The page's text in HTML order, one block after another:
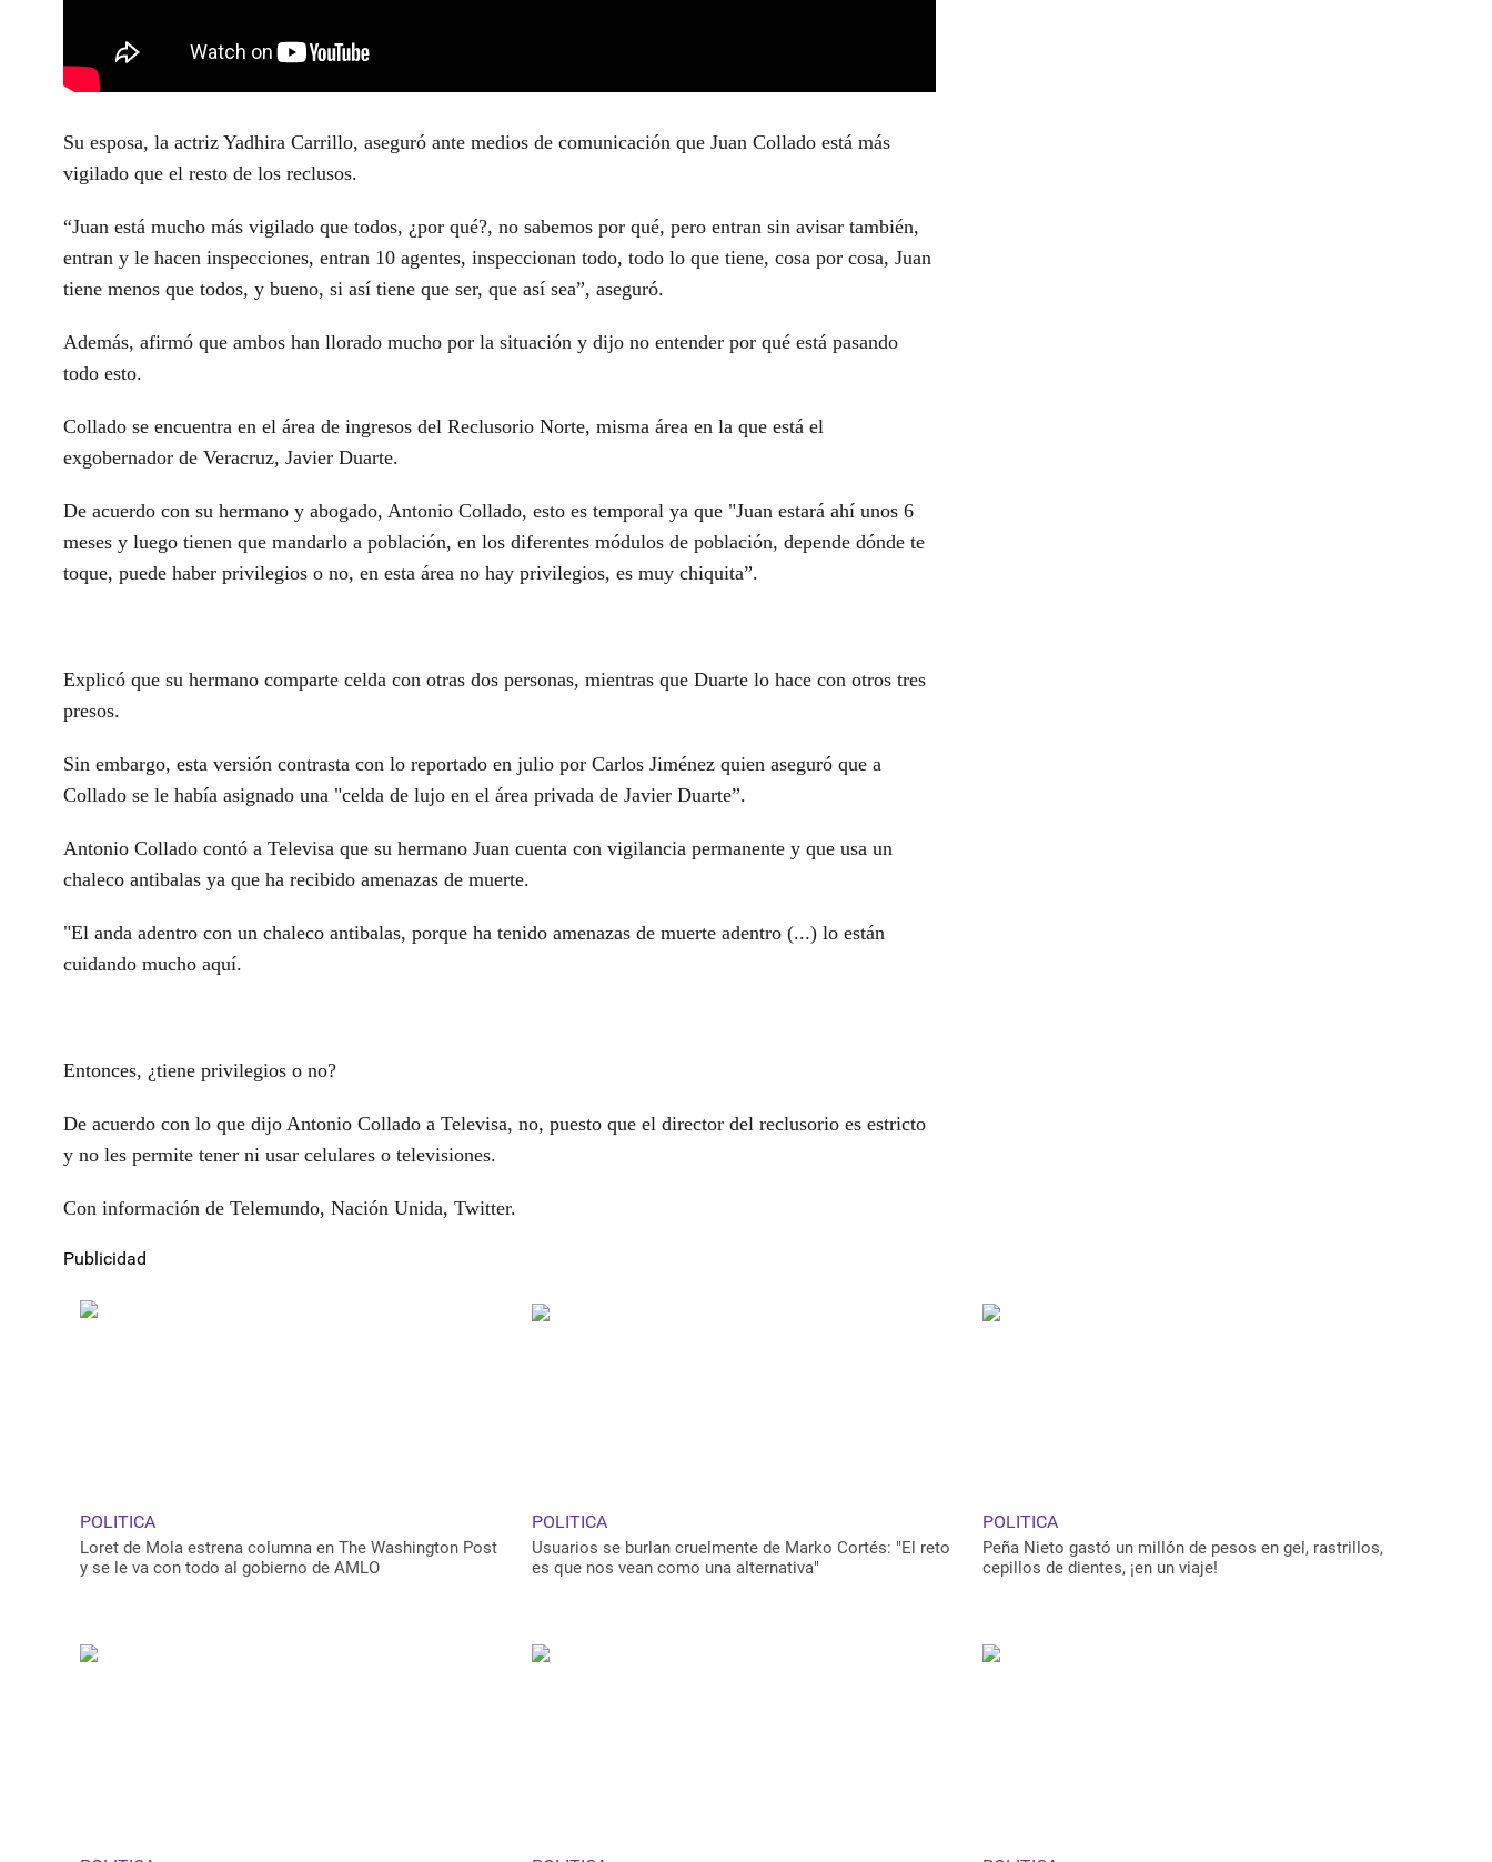
Su esposa, la actriz Yadhira Carrillo, aseguró ante medios de comunicación que Juan Collado está más
vigilado que el resto de los reclusos.
“Juan está mucho más vigilado que todos, ¿por qué?, no sabemos por qué, pero entran sin avisar también,
entran y le hacen inspecciones, entran 10 agentes, inspeccionan todo, todo lo que tiene, cosa por cosa, Juan
tiene menos que todos, y bueno, si así tiene que ser, que así sea”, aseguró.
Además, afirmó que ambos han llorado mucho por la situación y dijo no entender por qué está pasando
todo esto.
Collado se encuentra en el área de ingresos del Reclusorio Norte, misma área en la que está el
exgobernador de Veracruz, Javier Duarte.
De acuerdo con su hermano y abogado, Antonio Collado, esto es temporal ya que "Juan estará ahí unos 6
meses y luego tienen que mandarlo a población, en los diferentes módulos de población, depende dónde te
toque, puede haber privilegios o no, en esta área no hay privilegios, es muy chiquita”.
Explicó que su hermano comparte celda con otras dos personas, mientras que Duarte lo hace con otros tres
presos.
Sin embargo, esta versión contrasta con lo reportado en julio por Carlos Jiménez quien aseguró que a
Collado se le había asignado una "celda de lujo en el área privada de Javier Duarte”.
Antonio Collado contó a Televisa que su hermano Juan cuenta con vigilancia permanente y que usa un
chaleco antibalas ya que ha recibido amenazas de muerte.
"El anda adentro con un chaleco antibalas, porque ha tenido amenazas de muerte adentro (...) lo están
cuidando mucho aquí.
Entonces, ¿tiene privilegios o no?
De acuerdo con lo que dijo Antonio Collado a Televisa, no, puesto que el director del reclusorio es estricto
y no les permite tener ni usar celulares o televisiones.
Con información de Telemundo, Nación Unida, Twitter.
Publicidad
POLITICA
Loret de Mola estrena columna en The Washington Post
y se le va con todo al gobierno de AMLO
POLITICA
Usuarios se burlan cruelmente de Marko Cortés: "El reto
es que nos vean como una alternativa"
POLITICA
Peña Nieto gastó un millón de pesos en gel, rastrillos,
cepillos de dientes, ¡en un viaje!